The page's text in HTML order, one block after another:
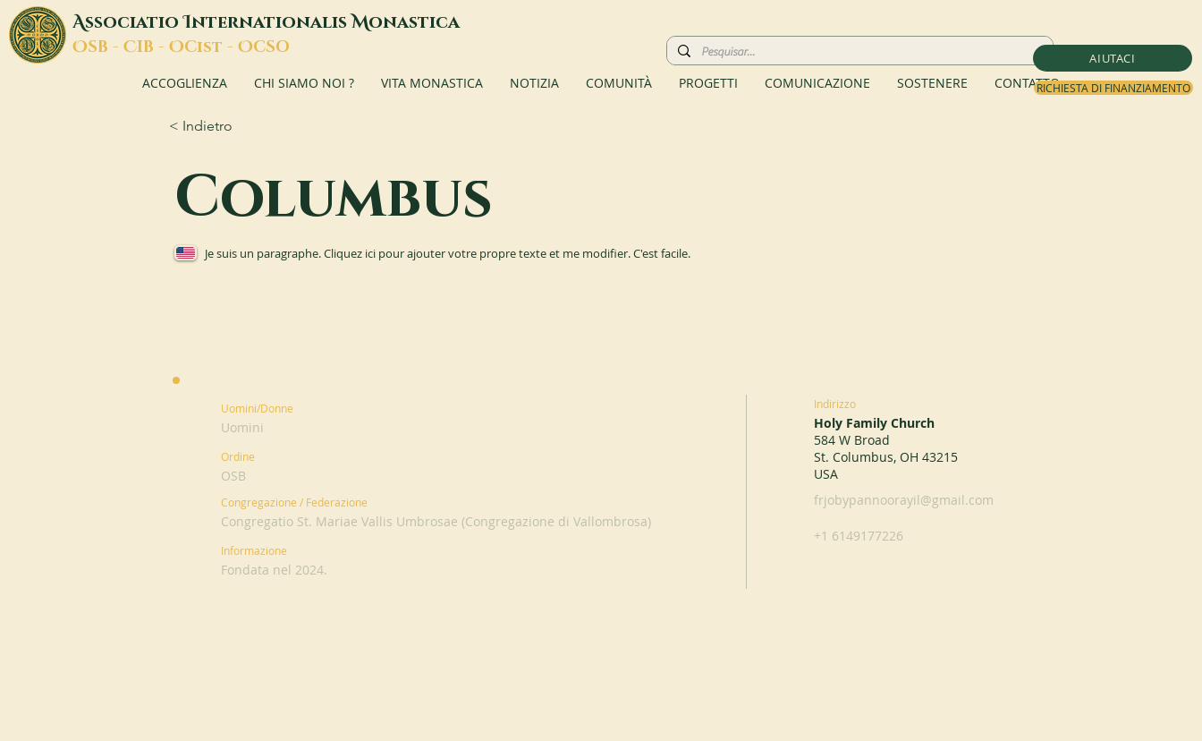
AIUTACI
RICHIESTA DI FINANZIAMENTO
AssociatioInternationalisMonastica
OSB - CIB - OCist - OCSO
ACCOGLIENZA CHI SIAMO NOI ? VITA MONASTICA NOTIZIA COMUNITÀ PROGETTI COMUNICAZIONE SOSTENERE CONTATTO
< Indietro
Columbus
Je suis un paragraphe. Cliquez ici pour ajouter votre propre texte et me modifier. C'est facile.
Uomini/Donne
Uomini
Ordine
OSB
Congregazione / Federazione
Congregatio St. Mariae Vallis Umbrosae (Congregazione di Vallombrosa)
Informazione
Fondata nel 2024.
Indirizzo
Holy Family Church
584 W Broad
St. Columbus, OH 43215
USA
frjobypannoorayil@gmail.com
+1 6149177226